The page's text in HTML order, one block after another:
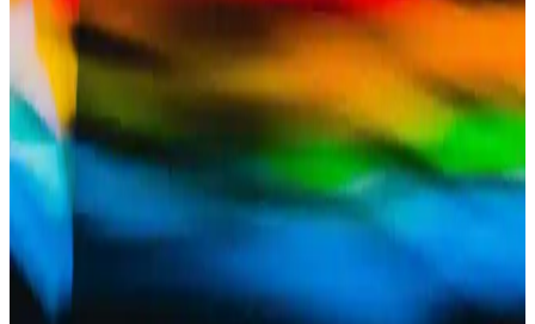
Pastel Crush Blush No:303 Krema Allık – Pembe
Ton, Işıltılı Doğal Görünüm ve Kalıcılık
Pastel Allık Crush Blush No:303 krem formda kolay sürülür, pembe
tonunda doğal canlılık ve ışıltılı görünüm sağlar. Türkiye menşei ve
kutulu ambalajı günlük kullanım için pratik; kalıcılık ve hafif
pigment yoğunluğu dengeli bir sonuç verir.
2025 Trendleriyle Işıltılı ve Doğal Görünümlü Allık
Seçim Kriterleri ve En Popüler Markalar
2025 makyaj trendleri ışıl ışıl ve doğal yanaklar için uygun allıkların
özellikleri, markalar ve seçim kriterleri hakkında detaylı bilgi içerir.